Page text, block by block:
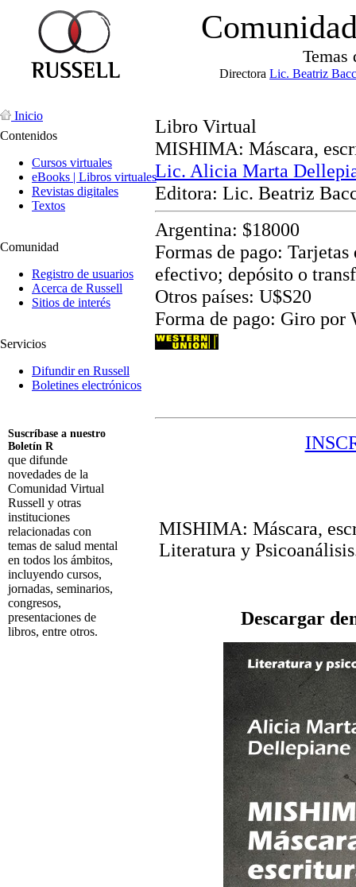
Temas
Directora Lic. Beatriz
Inicio
Contenidos
Cursos virtuales
eBooks | Libros virtuales
Revistas digitales
Textos
Comunidad
Registro de usuarios
Acerca de Russell
Sitios de interés
Servicios
Difundir en Russell
Boletines electrónicos
Suscríbase a nuestro
Boletín R
que difunde
novedades de la
Comunidad Virtual
Russell y otras
instituciones
relacionadas con
temas de salud mental
en todos los ámbitos,
incluyendo cursos,
jornadas, seminarios,
congresos,
presentaciones de
libros, entre otros.
Libro Virtual
MISHIMA: Máscara,
Lic. Alicia Marta
Editora: Lic. Beatriz
Argentina: $18000
Formas de pago:
efectivo; depósito o
Otros países: U$S20
Forma de pago: Giro por
MISHIMA: Máscara,
Literatura y
Descargar